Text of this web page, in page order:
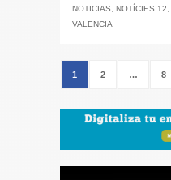
NOTICIAS
NOTÍCIES 12
VALENCIA
1 2 … 8